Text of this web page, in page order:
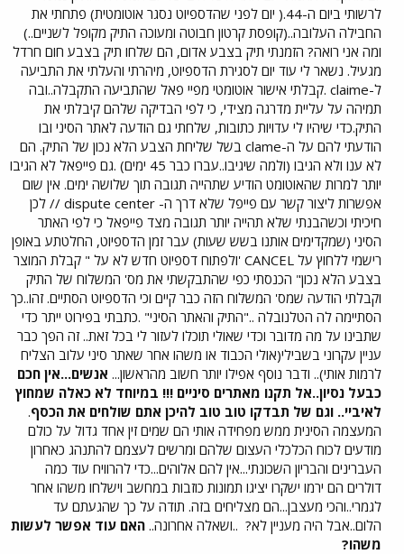
לרשותי ביום ה-44.( יום לפני שהדספיוט נסגר אוטומטית) פתחתי את
החבילה העלובה..(קופסת קרטון חבוטה ומעוכה התיק מקופל לשניים..)
ומה אני רואה? הזמנתי תיק בצבע אדום, הם שלחו תיק בצבע חום חרדל
מגעיל. נשאר לי עוד יום לסגירת הדספיוט, מיהרתי והעלתי את התביעה
ל-claime .קבלתי אישור אוטומטי מפיי פאל שהתביעה התקבלה..ובה
תמיהה על עליית מדרגה מצידי, כי לפי הבדיקה שלהם קיבלתי את
התיק.כדי שיהיו לי עדויות כתובות, שלחתי גם הודעה לאתר הסיני ובו
הודעתי להם על ה-clame בשל שליחת הצבע הלא נכון של התיק. הם
לא ענו ולא הגיבו (ולמה שיגיבו..עברו כבר 45 ימים) .גם פייפאל לא הגיבו
יותר למרות שהאוטומט הודיע שתהייה תגובה תוך שלושה ימים. אין שום
אפשרות ליצור קשר עם פייפל שלא דרך ה- dispute center // לכן
חיכיתי וכשהבנתי שלא תהייה יותר תגובה מצד פייפאל כי לפי האתר
הסיני (שמקדימים אותנו בשש שעות) עבר זמן הדספיוט, החלטתע באופן
רישמי ללחוץ על CANCEL 'ולפתוח דספיוט חדש לא על " קבלת המוצר
בצבע הלא נכון" הכנסתי כפי שהתבקשתי את מס' המשלוח של התיק
וקבלתי הודעה שמס' המשלוח הזה כבר קיים וכי הדספיוט הסתיים. זהו..כך
הסתיימה לה הטלנובלה .."התיק והאתר הסיני" .כתבתי בפירוט ייתר כדי
שתבינו על מה מדובר וכדי שאולי תוכלו לעזור לי בכל זאת.. זה הפך כבר
עניין עקרוני בשבילי(אולי הכבוד או משהו אחר שאתר סיני עלוב הצליח
לרמות אותי).. ודבר נוסף אפילו יותר חשוב מהראשון... אנשים...אין חכם
כבעל נסיון..אל תקנו מאתרים סיניים !!! במיוחד לא כאלה שמחוץ
לאיביי.. וגם של תבדקו טוב טוב להיכן אתם שולחים את הכסף.
המעצמה הסינית ממש מפחידה אותי הם שמים זין אחד גדול על כולם
מודעים לכוח הכלכלי העצום שלהם ומרשים לעצמם להתנהג כאחרון
העברינים והבריון השכונתי...אין להם אלוהים...כדי להרוויח עוד כמה
דולרים הם ירמו ישקרו יציגו תמונות כוזבות במחשב וישלחו משהו אחר
לגמרי..והכי מעצבן...הם מצליחים בזה. תודה על כך שהגעתם עד
הלום..אבל היה מעניין לא? ..ושאלה אחרונה.. האם עוד אפשר לעשות
משהו?